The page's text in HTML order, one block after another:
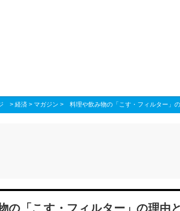
> 経済 > マガジン > 料理や飲み物の「こす・フィルター」
の「こす・フィルター」の理由